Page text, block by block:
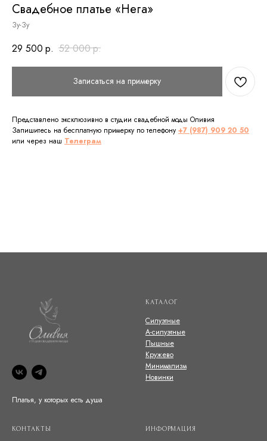
Свадебное платье «Нега»
Зу-Зу
29 500 р. 52 000р.
Записаться на примерку
Представлено эксклюзивно в студии свадебной моды Оливия
Запишитесь на бесплатную примерку по телефону +7 (987) 909 20 50
или через наш Телеграм
Платья, у которых есть душа
КАТАЛОГ
Силуэтные
А-силуэтные
Пышные
Кружево
Минимализм
Новинки
КОНТАКТЫ ИНФОРМАЦИЯ